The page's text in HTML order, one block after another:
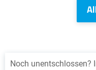
Noch unentschlossen?